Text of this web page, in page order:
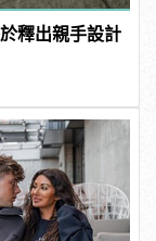
釋出親手設計